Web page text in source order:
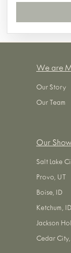
Someone will
We are
Our Story
Our Team
Our
Salt Lake
Provo, UT
Boise, ID
Ketchum, ID
Jackson
Cedar City,